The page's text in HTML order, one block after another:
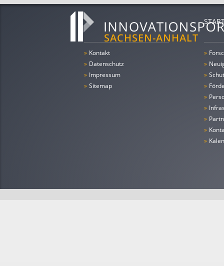
» Kontakt
» Datenschutz
» Impressum
» Sitemap
»
»
»
»
»
»
»
»
»